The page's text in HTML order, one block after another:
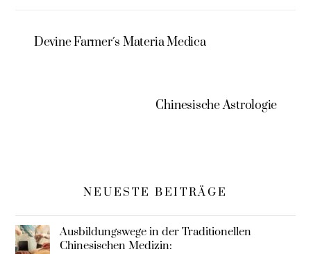
hre –
überarbeitet
Devine Farmer´s Materia Medica
Chinesische Astrologie
NEUESTE BEITRÄGE
Ausbildungswege in der Traditionellen
Chinesischen Medizin: